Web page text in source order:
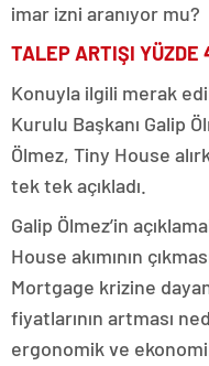
imar izni aranıyor mu?
TALEP ARTIŞI YÜZDE
Konuyla ilgili merak
Kurulu Başkanı Galip
Ölmez, Tiny House
tek tek açıkladı.
Galip Ölmez’in
House akımının
Mortgage krizine
fiyatlarının artması
ergonomik ve